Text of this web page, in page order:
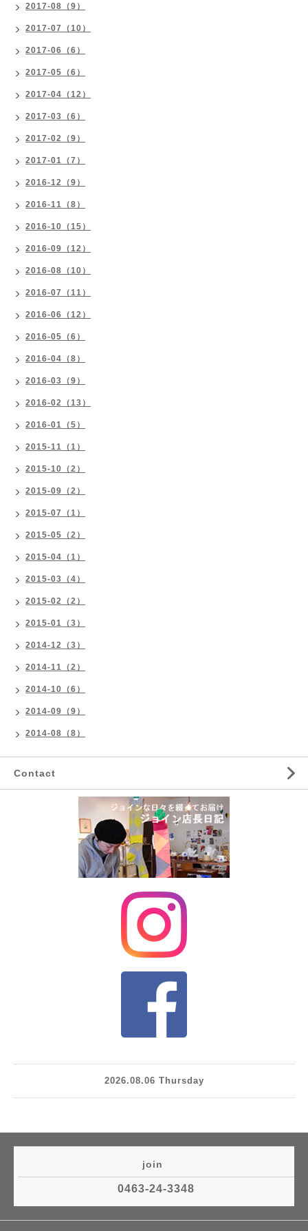
2017-08（9）
2017-07（10）
2017-06（6）
2017-05（6）
2017-04（12）
2017-03（6）
2017-02（9）
2017-01（7）
2016-12（9）
2016-11（8）
2016-10（15）
2016-09（12）
2016-08（10）
2016-07（11）
2016-06（12）
2016-05（6）
2016-04（8）
2016-03（9）
2016-02（13）
2016-01（5）
2015-11（1）
2015-10（2）
2015-09（2）
2015-07（1）
2015-05（2）
2015-04（1）
2015-03（4）
2015-02（2）
2015-01（3）
2014-12（3）
2014-11（2）
2014-10（6）
2014-09（9）
2014-08（8）
Contact
2026.08.06 Thursday
join
0463-24-3348